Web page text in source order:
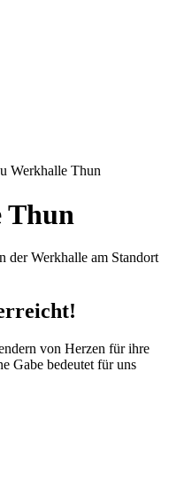
Werkhalle Thun
Thun
der Werkhalle am Standort
von Herzen für ihre
Gabe bedeutet für uns